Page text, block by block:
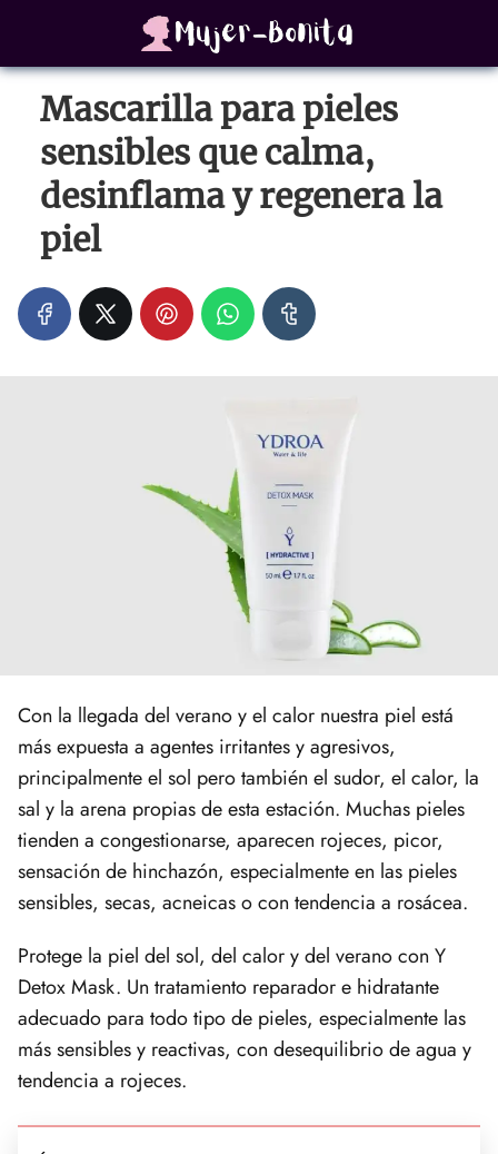
Mascarilla para pieles
sensibles que calma,
desinflama y regenera la
piel
Con la llegada del verano y el calor nuestra piel está
más expuesta a agentes irritantes y agresivos,
principalmente el sol pero también el sudor, el calor, la
sal y la arena propias de esta estación. Muchas pieles
tienden a congestionarse, aparecen rojeces, picor,
sensación de hinchazón, especialmente en las pieles
sensibles, secas, acneicas o con tendencia a rosácea.
Protege la piel del sol, del calor y del verano con Y
Detox Mask. Un tratamiento reparador e hidratante
adecuado para todo tipo de pieles, especialmente las
más sensibles y reactivas, con desequilibrio de agua y
tendencia a rojeces.